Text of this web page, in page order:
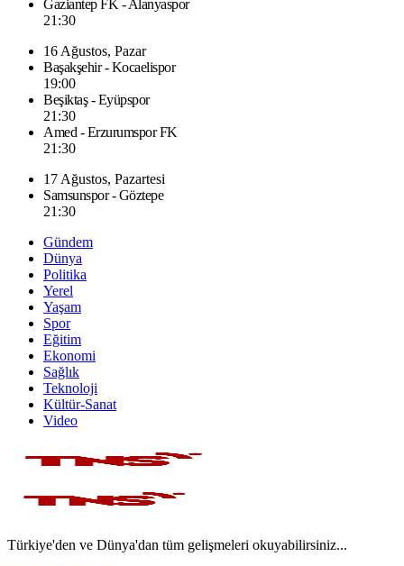
Gaziantep FK - Alanyaspor
21:30
16 Ağustos, Pazar
Başakşehir - Kocaelispor
19:00
Beşiktaş - Eyüpspor
21:30
Amed - Erzurumspor FK
21:30
17 Ağustos, Pazartesi
Samsunspor - Göztepe
21:30
Gündem
Dünya
Politika
Yerel
Yaşam
Spor
Eğitim
Ekonomi
Sağlık
Teknoloji
Kültür-Sanat
Video
Türkiye'den ve Dünya'dan tüm gelişmeleri okuyabilirsiniz...